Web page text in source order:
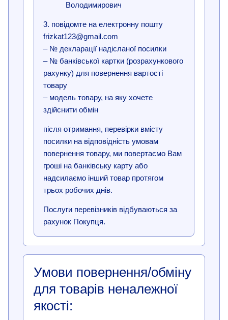
Володимирович
3. повідомте на електронну пошту
frizkat123@gmail.com
– № декларації надісланої посилки
– № банківської картки (розрахункового
рахунку) для повернення вартості
товару
– модель товару, на яку хочете
здійснити обмін
після отримання, перевірки вмісту
посилки на відповідність умовам
повернення товару, ми повертаємо Вам
гроші на банківську карту або
надсилаємо інший товар протягом
трьох робочих днів.
Послуги перевізників відбуваються за
рахунок Покупця.
Умови повернення/обміну
для товарів неналежної
якості: